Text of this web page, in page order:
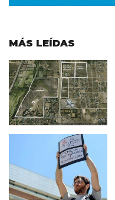
MÁS LEÍDAS
Imagen